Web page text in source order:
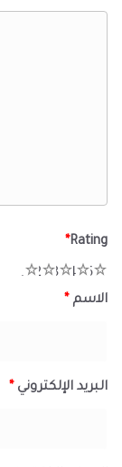
Rating
*
5
4
3
2
الاسم *
البريد الإلكتروني *